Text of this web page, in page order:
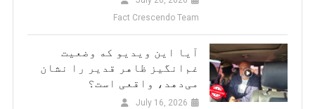
Fact Crescendo Team
آیا این ویدیو که وضعیت
غم‌انگیز ظاهر قدیر را نشان
می‌دهد، واقعی است؟
July 16, 2026